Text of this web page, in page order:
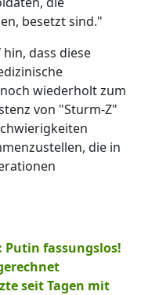
besetzt sind."
dass diese
wiederholt zum
von "Sturm-Z"
die in
Putin fassungslos!
seit Tagen mit